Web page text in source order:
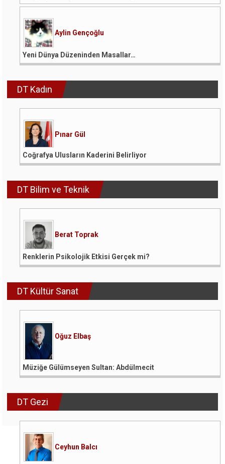
Aylin Gençoğlu
Yeni Dünya Düzeninden Masallar…
DT Kadın
Pınar Gül
Coğrafya Ulusların Kaderini Belirliyor
DT Bilim ve Teknik
Berat Toprak
Renklerin Psikolojik Etkisi Gerçek mi?
DT Kültür Sanat
Oğuz Elbaş
Müziğe Gülümseyen Sultan: Abdülmecit
DT Gezi
Ceyhun Balcı